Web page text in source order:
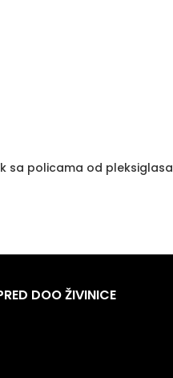
sa policama od pleksiglasa
DOO ŽIVINICE